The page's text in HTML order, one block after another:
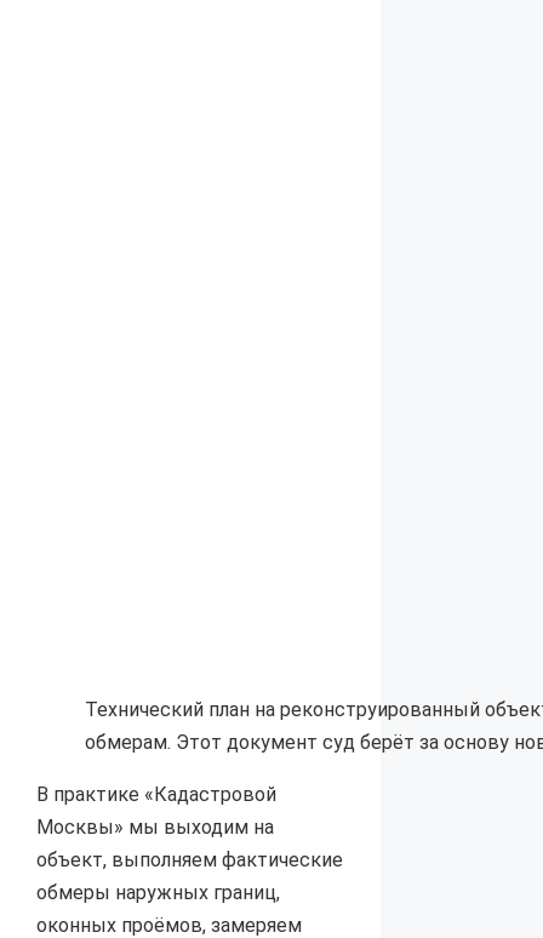
Технический план на реконструированный
обмерам. Этот документ суд берёт за основу
В практике «Кадастровой
Москвы» мы выходим на
объект, выполняем фактические
обмеры наружных границ,
оконных проёмов, замеряем